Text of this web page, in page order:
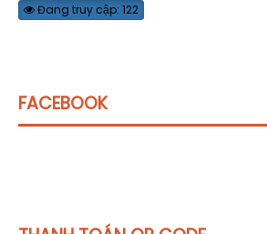
Đang truy cập: 122
FACEBOOK